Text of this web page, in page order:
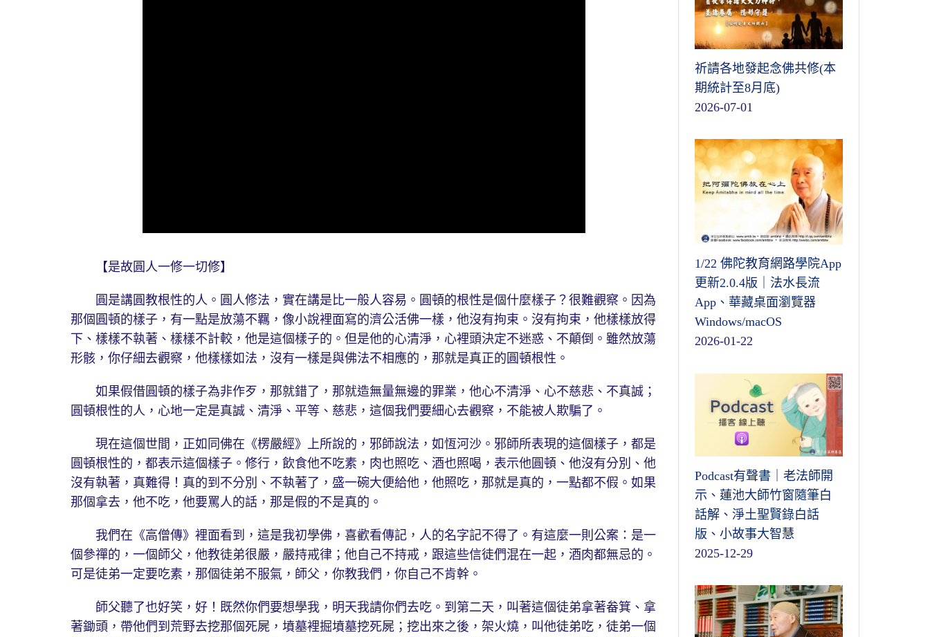
【是故圓人一修一切修】
圓是講圓教根性的人。圓人修法，實在講是比一般人容易。圓頓的根性是個什麼樣子？很難觀察。因為
那個圓頓的樣子，有一點是放蕩不羈，像小說裡面寫的濟公活佛一樣，他沒有拘束。沒有拘束，他樣樣放得
下、樣樣不執著、樣樣不計較，他是這個樣子的。但是他的心清淨，心裡頭決定不迷惑、不顛倒。雖然放蕩
形骸，你仔細去觀察，他樣樣如法，沒有一樣是與佛法不相應的，那就是真正的圓頓根性。
如果假借圓頓的樣子為非作歹，那就錯了，那就造無量無邊的罪業，他心不清淨、心不慈悲、不真誠；
圓頓根性的人，心地一定是真誠、清淨、平等、慈悲，這個我們要細心去觀察，不能被人欺騙了。
現在這個世間，正如同佛在《楞嚴經》上所說的，邪師說法，如恆河沙。邪師所表現的這個樣子，都是
圓頓根性的，都表示這個樣子。修行，飲食他不吃素，肉也照吃、酒也照喝，表示他圓頓、他沒有分別、他
沒有執著，真難得！真的到不分別、不執著了，盛一碗大便給他，他照吃，那就是真的，一點都不假。如果
那個拿去，他不吃，他要罵人的話，那是假的不是真的。
我們在《高僧傳》裡面看到，這是我初學佛，喜歡看傳記，人的名字記不得了。有這麼一則公案：是一
個參禪的，一個師父，他教徒弟很嚴，嚴持戒律；他自己不持戒，跟這些信徒們混在一起，酒肉都無忌的。
可是徒弟一定要吃素，那個徒弟不服氣，師父，你教我們，你自己不肯幹。
師父聽了也好笑，好！既然你們要想學我，明天我請你們去吃。到第二天，叫著這個徒弟拿著畚箕、拿
著鋤頭，帶他們到荒野去挖那個死屍，墳墓裡掘墳墓挖死屍；挖出來之後，架火燒，叫他徒弟吃，徒弟一個
祈請各地發起念佛共修(本
期統計至8月底)
2026-07-01
1/22 佛陀教育網路學院App
更新2.0.4版｜法水長流
App、華藏桌面瀏覽器
Windows/macOS
2026-01-22
Podcast有聲書｜老法師開
示、蓮池大師竹窗隨筆白
話解、淨土聖賢錄白話
版、小故事大智慧
2025-12-29